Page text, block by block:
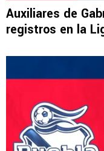
Auxiliares de
registros en la